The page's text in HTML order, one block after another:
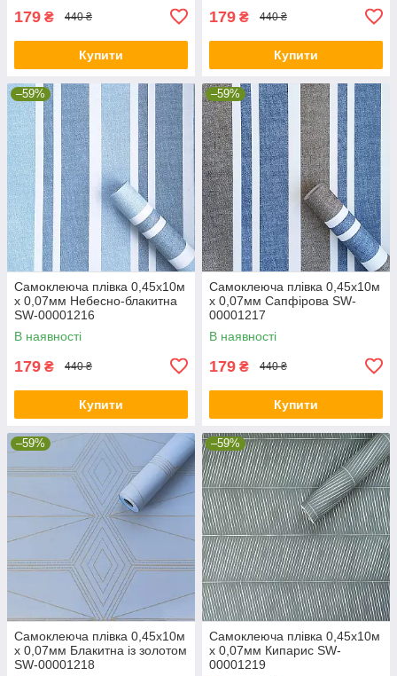
179 ₴ 440 ₴
Купити
179 ₴ 440 ₴
Купити
–59%
Самоклеюча плівка 0,45х10м
х 0,07мм Небесно-блакитна
SW-00001216
В наявності
179 ₴ 440 ₴
Купити
–59%
Самоклеюча плівка 0,45х10м
х 0,07мм Сапфірова SW-
00001217
В наявності
179 ₴ 440 ₴
Купити
–59%
Самоклеюча плівка 0,45х10м
х 0,07мм Блакитна із золотом
SW-00001218
–59%
Самоклеюча плівка 0,45х10м
х 0,07мм Кипарис SW-
00001219